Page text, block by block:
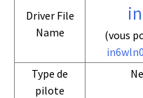
Driver File
Name
(vous
Type de
pilote